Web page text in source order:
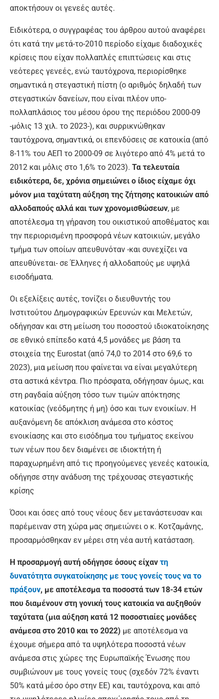
αποκτήσουν οι γενεές αυτές.
Ειδικότερα, ο συγγραφέας του άρθρου αυτού αναφέρει
ότι κατά την μετά-το-2010 περίοδο είχαμε διαδοχικές
κρίσεις που είχαν πολλαπλές επιπτώσεις και στις
νεότερες γενεές, ενώ ταυτόχρονα, περιορίσθηκε
σημαντικά η στεγαστική πίστη (ο αριθμός δηλαδή των
στεγαστικών δανείων, που είναι πλέον υπο-
πολλαπλάσιος του μέσου όρου της περιόδου 2000-09
-μόλις 13 χιλ. το 2023-), και συρρικνώθηκαν
ταυτόχρονα, σημαντικά, οι επενδύσεις σε κατοικία (από
8-11% του ΑΕΠ το 2000-09 σε λιγότερο από 4% μετά το
2012 και μόλις στο 1,6% το 2023). Τα τελευταία
ειδικότερα, δε, χρόνια σημειώνει ο ίδιος είχαμε όχι
μόνον μια ταχύτατη αύξηση της ζήτησης κατοικιών από
αλλοδαπούς αλλά και των χρονομισθώσεων, με
αποτέλεσμα τη γήρανση του οικιστικού αποθέματος και
την περιορισμένη προσφορά νέων κατοικιών, μεγάλο
τμήμα των οποίων απευθυνόταν -και συνεχίζει να
απευθύνεται- σε Έλληνες ή αλλοδαπούς με υψηλά
εισοδήματα.
Οι εξελίξεις αυτές, τονίζει ο διευθυντής του
Ινστιτούτου Δημογραφικών Ερευνών και Μελετών,
οδήγησαν και στη μείωση του ποσοστού ιδιοκατοίκησης
σε εθνικό επίπεδο κατά 4,5 μονάδες με βάση τα
στοιχεία της Eurostat (από 74,0 το 2014 στο 69,6 το
2023), μια μείωση που φαίνεται να είναι μεγαλύτερη
στα αστικά κέντρα. Πιο πρόσφατα, οδήγησαν όμως, και
στη ραγδαία αύξηση τόσο των τιμών απόκτησης
κατοικίας (νεόδμητης ή μη) όσο και των ενοικίων. Η
αυξανόμενη δε απόκλιση ανάμεσα στο κόστος
ενοικίασης και στο εισόδημα του τμήματος εκείνου
των νέων που δεν διαμένει σε ιδιοκτήτη ή
παραχωρημένη από τις προηγούμενες γενεές κατοικία,
οδήγησε στην ανάδυση της τρέχουσας στεγαστικής
κρίσης
Όσοι και όσες από τους νέους δεν μετανάστευσαν και
παρέμειναν στη χώρα μας σημειώνει ο κ. Κοτζαμάνης,
προσαρμόσθηκαν εν μέρει στη νέα αυτή κατάσταση.
Η προσαρμογή αυτή οδήγησε όσους είχαν τη
δυνατότητα συγκατοίκησης με τους γονείς τους να το
πράξουν, με αποτέλεσμα τα ποσοστά των 18-34 ετών
που διαμένουν στη γονική τους κατοικία να αυξηθούν
ταχύτατα (μια αύξηση κατά 12 ποσοστιαίες μονάδες
ανάμεσα στο 2010 και το 2022) με αποτέλεσμα να
έχουμε σήμερα από τα υψηλότερα ποσοστά νέων
ανάμεσα στις χώρες της Ευρωπαϊκής Ένωσης που
συμβιώνουν με τους γονείς τους (σχεδόν 72% έναντι
50% κατά μέσο όρο στην ΕΕ) και, ταυτόχρονα, και από